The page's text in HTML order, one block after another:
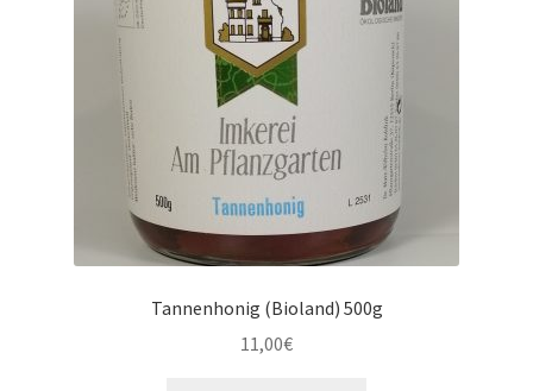
Tannenhonig (Bioland) 500g
11,00€